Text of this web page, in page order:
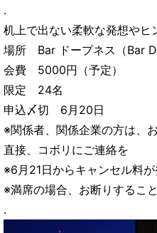
.
机上で出ない柔軟な発想や
場所 Bar ドープネス（Bar
会費 5000円（予定）
限定 24名
申込〆切 6月20日
※関係者、関係企業の方は、
直接、コボリにご連絡を
※6月21日からキャンセル料が
※満席の場合、お断りするこ
.